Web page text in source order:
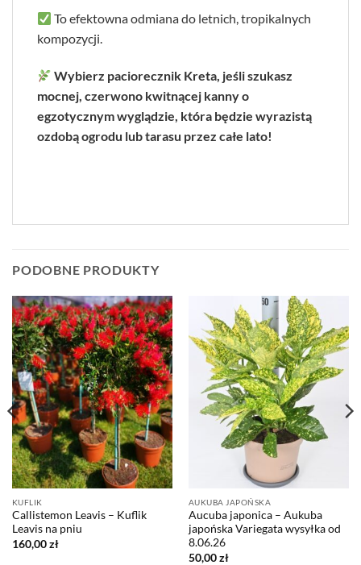
To efektowna odmiana do letnich, tropikalnych
kompozycji.
Wybierz paciorecznik Kreta, jeśli szukasz
mocnej, czerwono kwitnącej kanny o
egzotycznym wyglądzie, która będzie wyrazistą
ozdobą ogrodu lub tarasu przez całe lato!
PODOBNE PRODUKTY
KUFLIK
Callistemon Leavis – Kuflik
Leavis na pniu
160,00zł
AUKUBA JAPOŃSKA
Aucuba japonica – Aukuba
japońska Variegata wysyłka od
8.06.26
50,00zł